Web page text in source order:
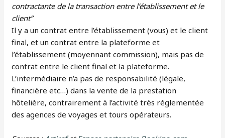
contractante de la transaction entre l’établissement et le
client”
Il y a un contrat entre l’établissement (vous) et le client
final, et un contrat entre la plateforme et
l’établissement (moyennant commission), mais pas de
contrat entre le client final et la plateforme.
L’intermédiaire n’a pas de responsabilité (légale,
financière etc…) dans la vente de la prestation
hôtelière, contrairement à l’activité très réglementée
des agences de voyages et tours opérateurs.